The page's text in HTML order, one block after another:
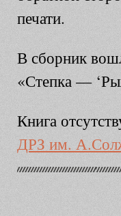
печати.
В сборник
«Степка —
Книга
ДРЗ им.